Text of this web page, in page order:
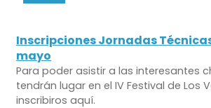
Inscripciones Jornadas
mayo
Para poder asistir a las interesantes
tendrán lugar en el IV Festival de Los
inscribiros aquí.